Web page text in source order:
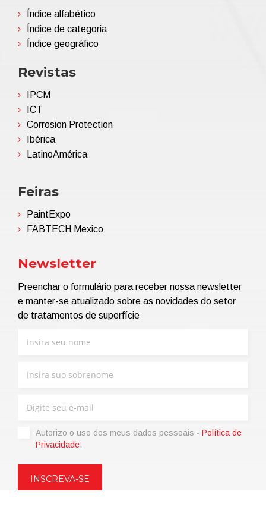
Índice alfabético
Índice de categoria
Índice geográfico
Revistas
IPCM
ICT
Corrosion Protection
Ibérica
LatinoAmérica
Feiras
PaintExpo
FABTECH Mexico
Newsletter
Preenchar o formulário para receber nossa newsletter
e manter-se atualizado sobre as novidades do setor
de tratamentos de superfície
Autorizo ​​o uso dos meus dados pessoais - Política de
Privacidade.